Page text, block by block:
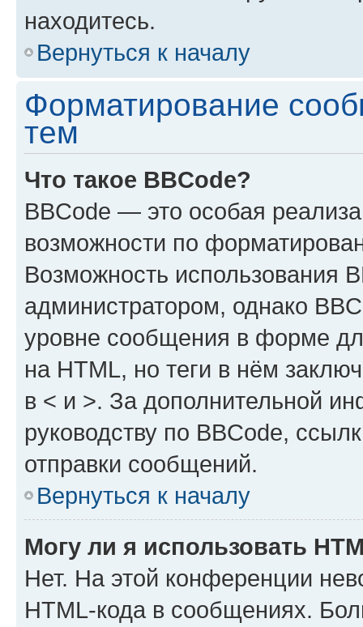
находитесь.
Вернуться к началу
Форматирование
тем
Что такое BBCode?
BBCode — это особая
возможности по
Возможность использования
администратором, однако
уровне сообщения в форме
на HTML, но теги в нём
в < и >. За дополнительной
руководству по BBCode,
отправки сообщений.
Вернуться к началу
Могу ли я использовать
Нет. На этой конференции
HTML-кода в сообщениях.